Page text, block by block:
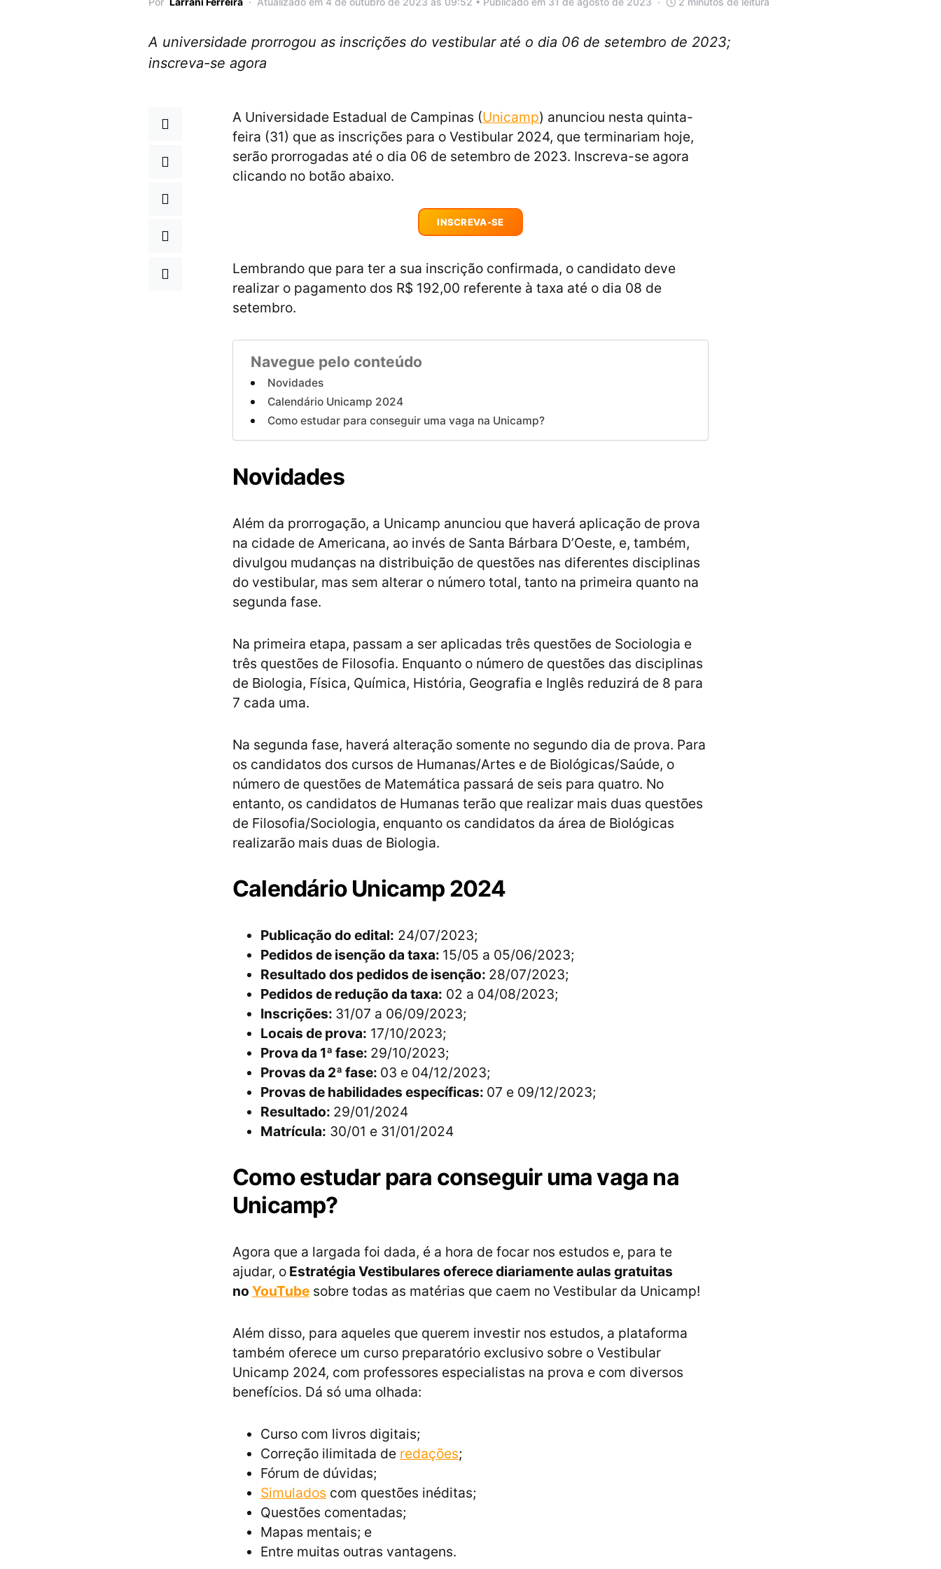
A universidade prorrogou as inscrições do vestibular até o dia 06 de setembro de 2023;
inscreva-se agora
A Universidade Estadual de Campinas (Unicamp) anunciou nesta quinta-
feira (31) que as inscrições para o Vestibular 2024, que terminariam hoje,
serão prorrogadas até o dia 06 de setembro de 2023. Inscreva-se agora
clicando no botão abaixo.
INSCREVA-SE
Lembrando que para ter a sua inscrição confirmada, o candidato deve
realizar o pagamento dos R$ 192,00 referente à taxa até o dia 08 de
setembro.
Navegue pelo conteúdo
Novidades
Calendário Unicamp 2024
Como estudar para conseguir uma vaga na Unicamp?
Novidades
Além da prorrogação, a Unicamp anunciou que haverá aplicação de prova
na cidade de Americana, ao invés de Santa Bárbara D’Oeste, e, também,
divulgou mudanças na distribuição de questões nas diferentes disciplinas
do vestibular, mas sem alterar o número total, tanto na primeira quanto na
segunda fase.
Na primeira etapa, passam a ser aplicadas três questões de Sociologia e
três questões de Filosofia. Enquanto o número de questões das disciplinas
de Biologia, Física, Química, História, Geografia e Inglês reduzirá de 8 para
7 cada uma.
Na segunda fase, haverá alteração somente no segundo dia de prova. Para
os candidatos dos cursos de Humanas/Artes e de Biológicas/Saúde, o
número de questões de Matemática passará de seis para quatro. No
entanto, os candidatos de Humanas terão que realizar mais duas questões
de Filosofia/Sociologia, enquanto os candidatos da área de Biológicas
realizarão mais duas de Biologia.
Calendário Unicamp 2024
Publicação do edital: 24/07/2023;
Pedidos de isenção da taxa: 15/05 a 05/06/2023;
Resultado dos pedidos de isenção: 28/07/2023;
Pedidos de redução da taxa: 02 a 04/08/2023;
Inscrições: 31/07 a 06/09/2023;
Locais de prova: 17/10/2023;
Prova da 1ª fase: 29/10/2023;
Provas da 2ª fase: 03 e 04/12/2023;
Provas de habilidades específicas: 07 e 09/12/2023;
Resultado: 29/01/2024
Matrícula: 30/01 e 31/01/2024
Como estudar para conseguir uma vaga na
Unicamp?
Agora que a largada foi dada, é a hora de focar nos estudos e, para te
ajudar, o Estratégia Vestibulares oferece diariamente aulas gratuitas
no YouTube sobre todas as matérias que caem no Vestibular da Unicamp!
Além disso, para aqueles que querem investir nos estudos, a plataforma
também oferece um curso preparatório exclusivo sobre o Vestibular
Unicamp 2024, com professores especialistas na prova e com diversos
benefícios. Dá só uma olhada:
Curso com livros digitais;
Correção ilimitada de redações;
Fórum de dúvidas;
Simulados com questões inéditas;
Questões comentadas;
Mapas mentais; e
Entre muitas outras vantagens.